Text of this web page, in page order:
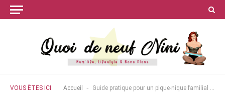
VOUS ÊTES ICI Accueil - Guide pratique pour un pique-nique familial réussi et sans dépenser un centime